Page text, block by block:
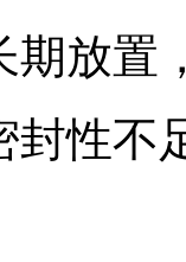
期放置
封性不